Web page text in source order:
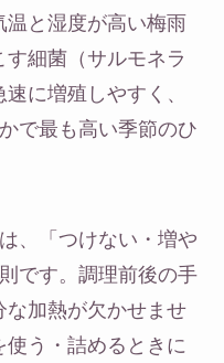
温と湿度が高い梅雨
細菌（サルモネラ
に増殖しやすく、
で最も高い季節のひ
、「つけない・増や
です。調理前後の手
加熱が欠かせませ
う・詰めるときに